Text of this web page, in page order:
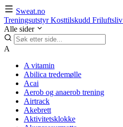
Sweat.no
TreningsutstyrKosttilskudd Friluftsliv
Alle sider
A
A vitamin
Abilica tredemølle
Acai
Aerob og anaerob trening
Airtrack
Akebrett
Aktivitetsklokke